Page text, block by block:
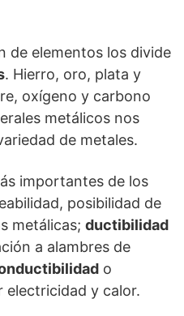
de elementos los divide
. Hierro, oro, plata y
oxígeno y carbono
metálicos nos
de metales.
importantes de los
posibilidad de
metálicas; ductibilidad
a alambres de
o
electricidad y calor.